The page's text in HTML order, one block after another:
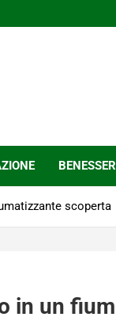
scoperta
in un